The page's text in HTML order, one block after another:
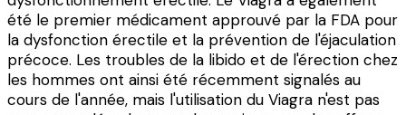
été le premier médicament approuvé par la FDA pour
la dysfonction érectile et la prévention de l'éjaculation
précoce. Les troubles de la libido et de l'érection chez
les hommes ont ainsi été récemment signalés au
cours de l'année, mais l'utilisation du Viagra n'est pas